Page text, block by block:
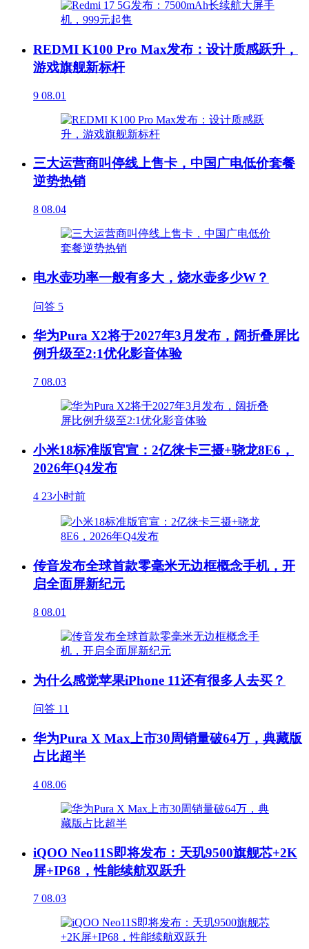
REDMI K100 Pro Max发布：设计质感跃升，
游戏旗舰新标杆
9 08.01
三大运营商叫停线上售卡，中国广电低价套餐
逆势热销
8 08.04
电水壶功率一般有多大，烧水壶多少W？
问答 5
华为Pura X2将于2027年3月发布，阔折叠屏比
例升级至2:1优化影音体验
7 08.03
小米18标准版官宣：2亿徕卡三摄+骁龙8E6，
2026年Q4发布
4 23小时前
传音发布全球首款零毫米无边框概念手机，开
启全面屏新纪元
8 08.01
为什么感觉苹果iPhone 11还有很多人去买？
问答 11
华为Pura X Max上市30周销量破64万，典藏版
占比超半
4 08.06
iQOO Neo11S即将发布：天玑9500旗舰芯+2K
屏+IP68，性能续航双跃升
7 08.03